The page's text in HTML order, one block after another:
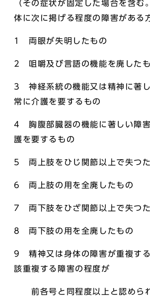
（その症状が固定した場合を含む
体に次に掲げる程度の障害がある
1 両眼が失明したもの
2 咀嚼及び言語の機能を廃した
3 神経系統の機能又は精神に著し
常に介護を要するもの
4 胸腹部臓器の機能に著しい障
護を要するもの
5 両上肢をひじ関節以上で失つ
6 両上肢の用を全廃したもの
7 両下肢をひざ関節以上で失つ
8 両下肢の用を全廃したもの
9 精神又は身体の障害が重複す
該重複する障害の程度が
前各号と同程度以上と認めら